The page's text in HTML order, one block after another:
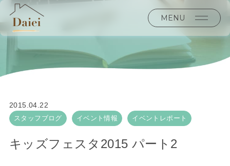
MENU
2015.04.22
スタッフブログ イベント情報 イベントレポート
キッズフェスタ2015 パート2